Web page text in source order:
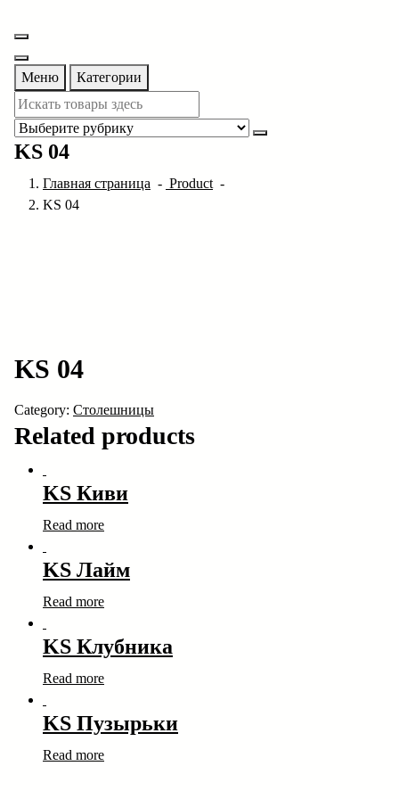
содержимому
Меню
Категории
KS 04
Главная страница - Product -
KS 04
KS 04
Category: Столешницы
Related products
KS Киви
Read more
KS Лайм
Read more
KS Клубника
Read more
KS Пузырьки
Read more